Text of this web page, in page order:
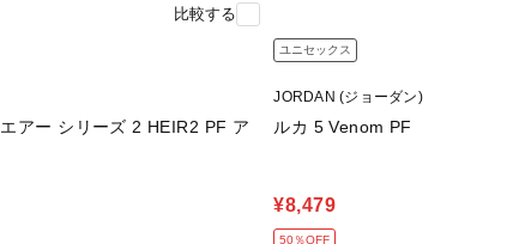
比較する
アー シリーズ 2 HEIR2 PF ア
ユニセックス
JORDAN (ジョーダン)
ルカ 5 Venom PF
¥8,479
50％OFF